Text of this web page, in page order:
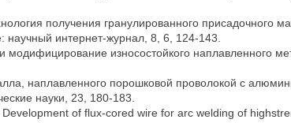
получения гранулированного присадочного
научный интернет-журнал, 8, 6, 124-143.
износостойкого наплавленного
наплавленного порошковой проволокой с
науки, 23, 180-183.
of flux-cored wire for arc welding of